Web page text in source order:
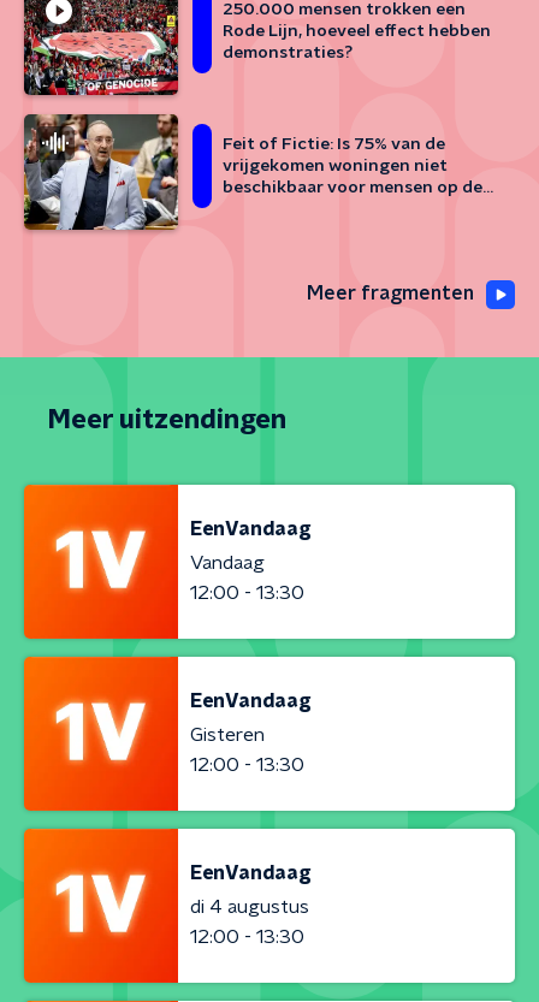
250.000 mensen trokken een
Rode Lijn, hoeveel effect hebben
demonstraties?
Feit of Fictie: Is 75% van de
vrijgekomen woningen niet
beschikbaar voor mensen op de
Meer fragmenten
Meer uitzendingen
EenVandaag
Vandaag
12:00 - 13:30
EenVandaag
Gisteren
12:00 - 13:30
EenVandaag
di 4 augustus
12:00 - 13:30